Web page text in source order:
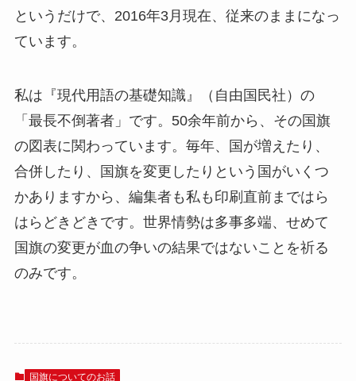
というだけで、2016年3月現在、従来のままになっ
ています。
私は『現代用語の基礎知識』（自由国民社）の
「最長不倒著者」です。50余年前から、その国旗
の図表に関わっています。毎年、国が増えたり、
合併したり、国旗を変更したりという国がいくつ
かありますから、編集者も私も印刷直前まではら
はらどきどきです。世界情勢は多事多端、せめて
国旗の変更が血の争いの結果ではないことを祈る
のみです。
国旗についてのお話